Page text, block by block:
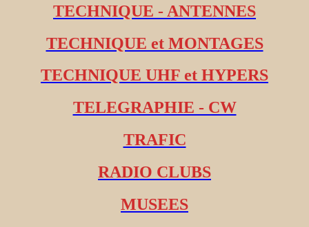
TECHNIQUE - ANTENNES
TECHNIQUE et MONTAGES
TECHNIQUE UHF et HYPERS
TELEGRAPHIE - CW
TRAFIC
RADIO CLUBS
MUSEES